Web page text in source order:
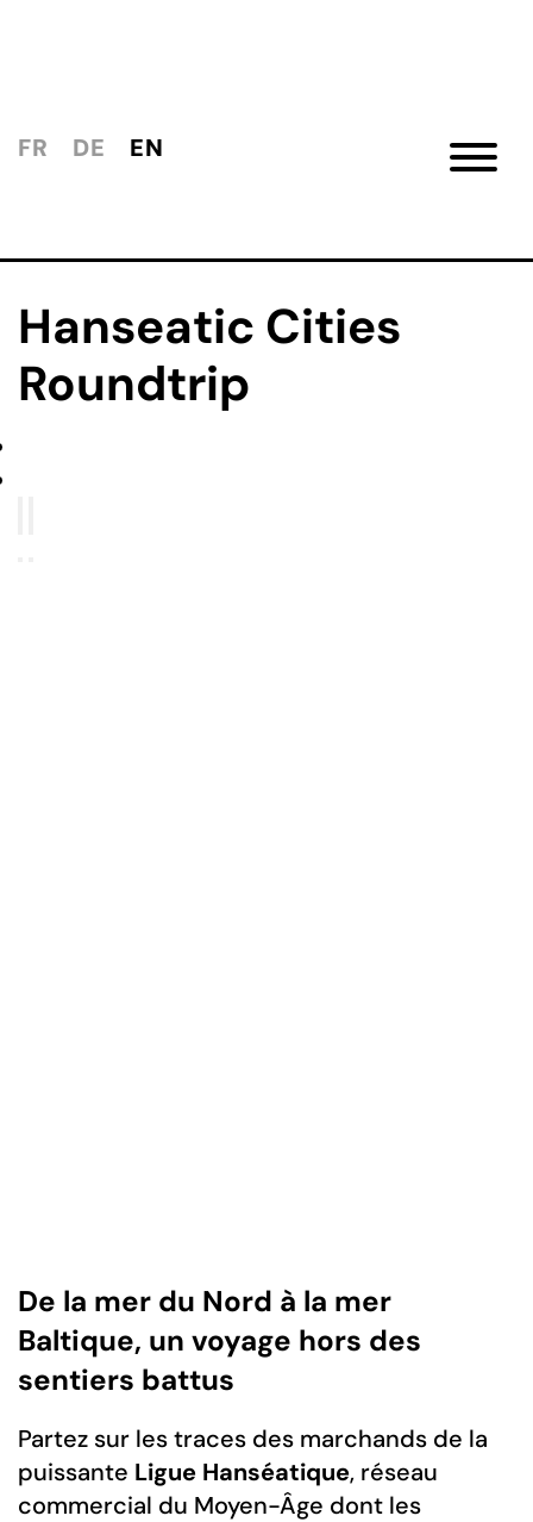
FR DE EN
Hanseatic Cities
Roundtrip
De la mer du Nord à la mer
Baltique, un voyage hors des
sentiers battus
Partez sur les traces des marchands de la
puissante Ligue Hanséatique, réseau
commercial du Moyen-Âge dont les